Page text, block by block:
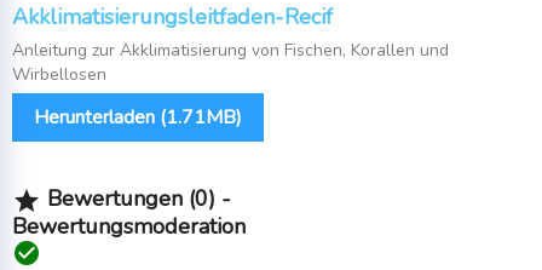
Akklimatisierungsleitfaden-Recif
Anleitung zur Akklimatisierung von Fischen, Korallen und
Wirbellosen
Herunterladen (1.71MB)
 Bewertungen (0) -
Bewertungsmoderation
